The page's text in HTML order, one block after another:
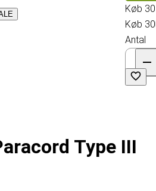
Køb
Køb
Antal
Type III